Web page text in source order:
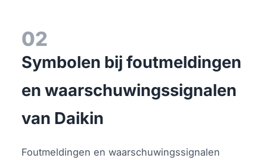
02
Symbolen bij foutmeldingen
en waarschuwingssignalen
van Daikin
Foutmeldingen en waarschuwingssignalen